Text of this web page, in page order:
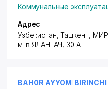
Коммунальные
Адрес
Узбекистан, Ташкент,
м-в ЯЛАНГАЧ, 30 А
BAHOR AYYOMI